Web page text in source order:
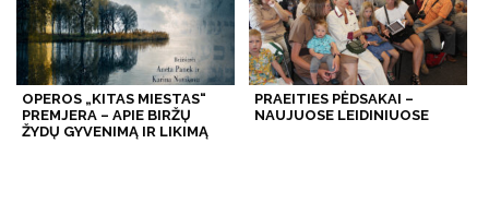
OPEROS „KITAS MIESTAS“
PREMJERA – APIE BIRŽŲ
ŽYDŲ GYVENIMĄ IR LIKIMĄ
PRAEITIES PĖDSAKAI –
NAUJUOSE LEIDINIUOSE